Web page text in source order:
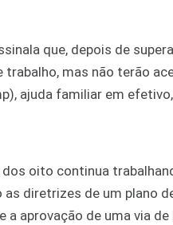
que, depois de
mas não terão
ajuda familiar em
oito continua
as diretrizes de um plano
a aprovação de uma via